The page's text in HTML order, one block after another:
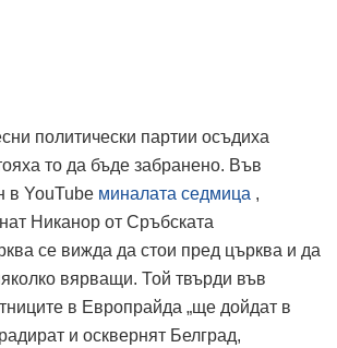
политически партии осъдиха
то да бъде забранено. Във
в YouTube миналата седмица ,
Никанор от Сръбската
се вижда да стои пред църква и да
вярващи. Той твърди във
в Европрайда „ще дойдат в
и осквернят Белград,